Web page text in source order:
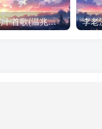
温兆伦最好听的十首歌(温兆伦经典MV合集)